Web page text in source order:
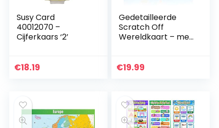
Susy Card
40012070 –
Cijferkaars ‘2’
€18.19
Gedetailleerde
Scratch Off
Wereldkaart – met
en Hoofdsteden –
€19.99